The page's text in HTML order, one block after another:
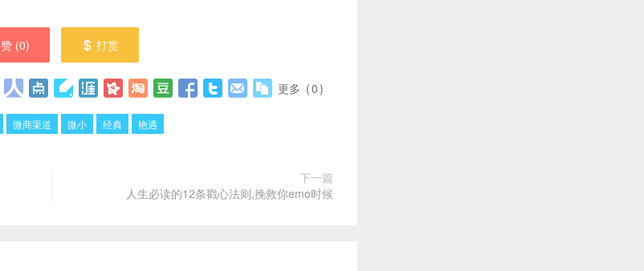
赞 (0) 打赏
更多 (0)
微商渠道 微小 经典 艳遇
下一篇
人生必读的12条戳心法则,挽救你emo时候